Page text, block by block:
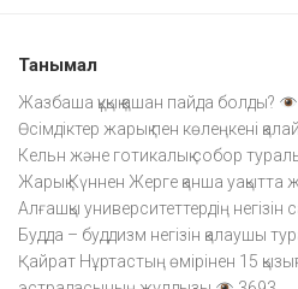
Танымал
Жазбаша құқық қашан пайда болды?
Өсімдіктер жарық пен көлеңкені
Кельн және готикалық собор
Жарық Күннен Жерге қанша уақытта
Алғашқы университеттердің негізін
Будда – буддизм негізін қалаушы
Қайрат Нұртастың өмірінен 15